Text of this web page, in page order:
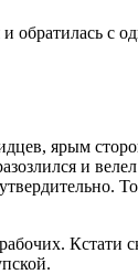
обратилась с
ярым
и
Кстати